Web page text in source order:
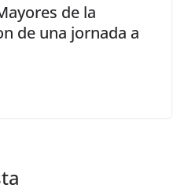
de la
de una jornada a